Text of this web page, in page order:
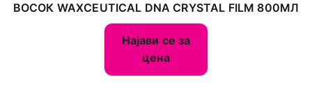
ВОСОК WAXCEUTICAL DNA CRYSTAL FILM 800МЛ
Најави се за
цена